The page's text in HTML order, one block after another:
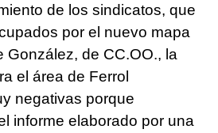
de los sindicatos, que
por el nuevo mapa
González, de CC.OO., la
el área de Ferrol
negativas porque
informe elaborado por una